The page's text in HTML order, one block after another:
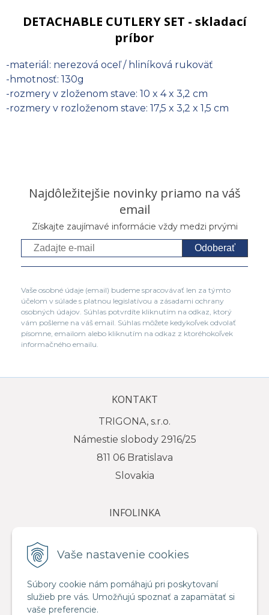
Vaše nastavenie cookies
Súbory cookie nám pomáhajú pri poskytovaní
služieb pre vás. Umožňujú spoznať a zapamätať si
vaše preferencie.
DETACHABLE CUTLERY SET - skladací
príbor
-materiál: nerezová oceľ / hliníková rukoväť
-hmotnosť: 130g
-rozmery v zloženom stave: 10 x 4 x 3,2 cm
-rozmery v rozloženom stave: 17,5 x 3,2 x 1,5 cm
Najdôležitejšie novinky priamo na váš
email
Získajte zaujímavé informácie vždy medzi prvými
Odoberať
Vaše osobné údaje (email) budeme spracovávať len za týmto
účelom v súlade s platnou legislatívou a zásadami ochrany
osobných údajov. Súhlas potvrdíte kliknutím na odkaz, ktorý
vám pošleme na váš email. Súhlas môžete kedykoľvek odvolať
písomne, emailom alebo kliknutím na odkaz z ktoréhokoľvek
informačného emailu.
KONTAKT
TRIGONA, s.r.o.
Námestie slobody 2916/25
811 06 Bratislava
Slovakia
INFOLINKA
e-mail: info@trigona.sk
VŠETKO O NÁKUPE